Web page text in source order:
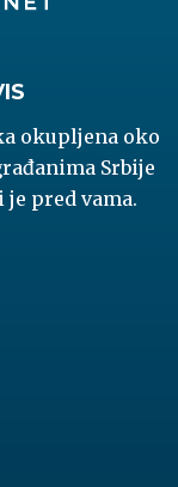
okupljena oko
Srbije
pred vama.